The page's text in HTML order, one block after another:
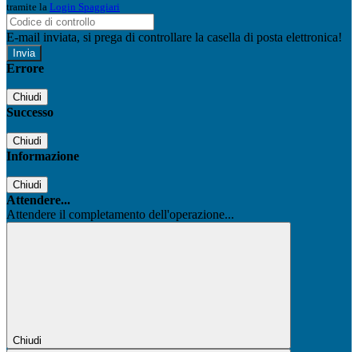
tramite la Login Spaggiari
E-mail inviata, si prega di controllare la casella di posta elettronica!
Errore
Chiudi
Successo
Chiudi
Informazione
Chiudi
Attendere...
Attendere il completamento dell'operazione...
Chiudi